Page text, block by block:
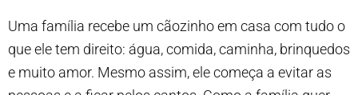
Uma família recebe um cãozinho em casa com tudo o
que ele tem direito: água, comida, caminha, brinquedos
e muito amor. Mesmo assim, ele começa a evitar as